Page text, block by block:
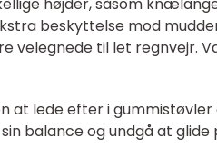
beskyttelse mod
velegnede til let regnvejr.
at lede efter i
balance og undgå at glide